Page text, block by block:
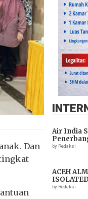
Dan
Air India
Setelah 9
by Redaksi
ACEH
by Redaksi